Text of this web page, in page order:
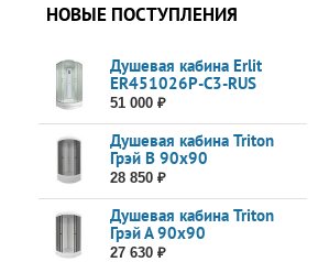
НОВЫЕ ПОСТУПЛЕНИЯ
Душевая кабина Erlit
ER451026P-C3-RUS
100x100
51 000 ₽
Душевая кабина Triton
Грэй В 90x90
28 850 ₽
Душевая кабина Triton
Грэй А 90x90
27 630 ₽